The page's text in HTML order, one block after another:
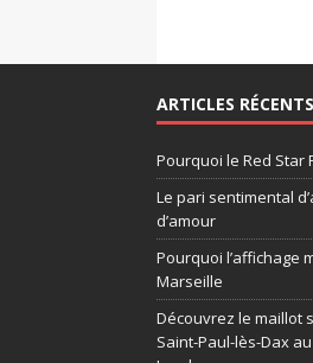
ARTICLES RÉCENTS
Pourquoi le Red Star
Le pari sentimental
d’amour
Pourquoi l’affichage
Marseille
Découvrez le maillot
Saint-Paul-lès-Dax